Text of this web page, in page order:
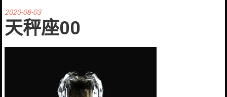
堂
RISE
2020-08-03
天秤座00